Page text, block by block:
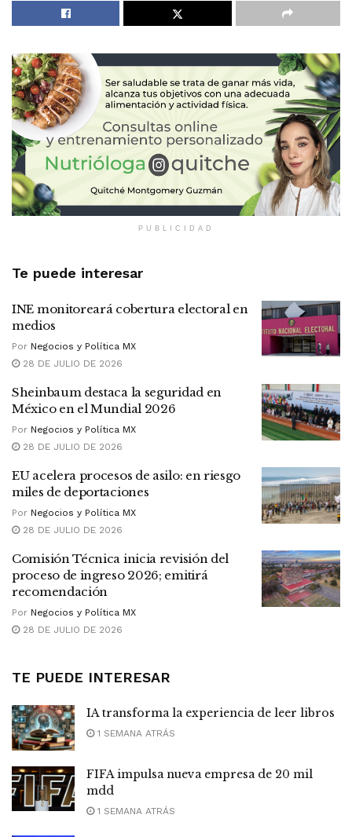
PUBLICIDAD
Te puede interesar
INE monitoreará cobertura electoral en
medios
Por Negocios y Política MX
28 DE JULIO DE 2026
Sheinbaum destaca la seguridad en
México en el Mundial 2026
Por Negocios y Política MX
28 DE JULIO DE 2026
EU acelera procesos de asilo: en riesgo
miles de deportaciones
Por Negocios y Política MX
28 DE JULIO DE 2026
Comisión Técnica inicia revisión del
proceso de ingreso 2026; emitirá
recomendación
Por Negocios y Política MX
28 DE JULIO DE 2026
TE PUEDE INTERESAR
IA transforma la experiencia de leer libros
1 SEMANA ATRÁS
FIFA impulsa nueva empresa de 20 mil
mdd
1 SEMANA ATRÁS